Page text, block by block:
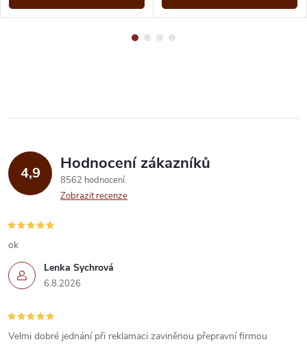
4,9 Hodnocení zákazníků
8562 hodnocení
Zobrazit recenze
Lenka Sychrová
6.8.2026
ok
Velmi dobré jednání při reklamaci zaviněnou přepravní firmou